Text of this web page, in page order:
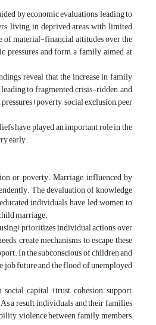
by economic evaluations, leading to
living in deprived areas with limited
of material-financial attitudes over the
pressures and form a family aimed at
reveal that the increase in family
to fragmented, crisis-ridden, and
(poverty, social exclusion, peer
have played an important role in the
early.
or poverty. Marriage, influenced by
The devaluation of knowledge
individuals, have led women to
marriage.
prioritizes individual actions over
create mechanisms to escape these
In the subconscious of children and
job future and the flood of unemployed
capital (trust, cohesion, support,
a result, individuals and their families
violence between family members,